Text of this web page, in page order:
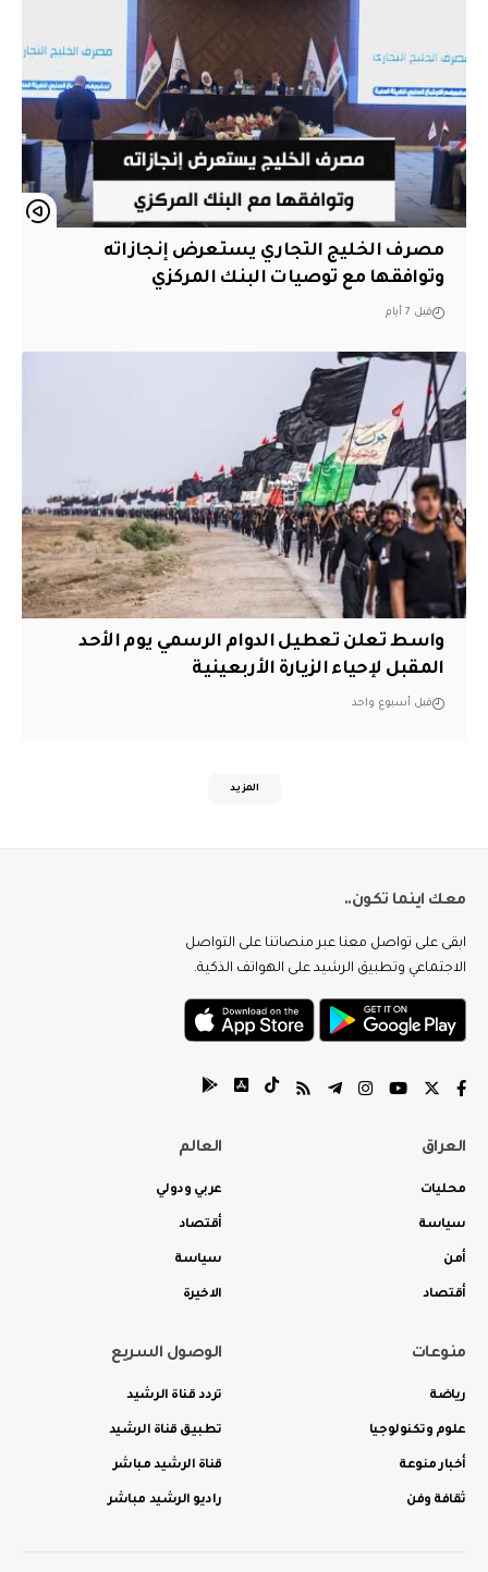
مصرف الخليج التجاري يستعرض إنجازاته
وتوافقها مع توصيات البنك المركزي
قبل 7 أيام
واسط تعلن تعطيل الدوام الرسمي يوم الأحد
المقبل لإحياء الزيارة الأربعينية
قبل أسبوع واحد
المزيد
معك اينما تكون..
ابقى على تواصل معنا عبر منصاتنا على التواصل
الاجتماعي وتطبيق الرشيد على الهواتف الذكية.
العراق
محليات
سياسة
أمن
أقتصاد
العالم
عربي ودولي
أقتصاد
سياسة
الاخيرة
منوعات
رياضة
علوم وتكنولوجيا
أخبار منوعة
ثقافة وفن
الوصول السريع
تردد قناة الرشيد
تطبيق قناة الرشيد
قناة الرشيد مباشر
راديو الرشيد مباشر